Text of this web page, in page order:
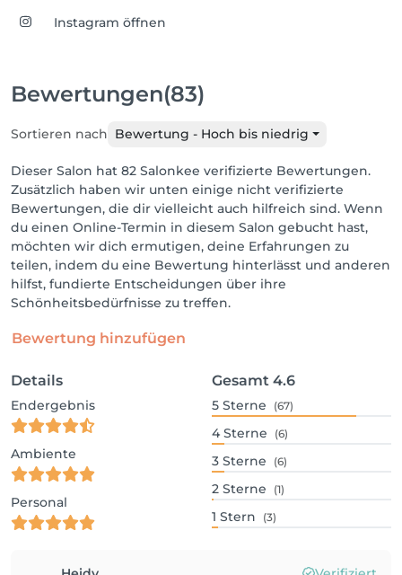
Instagram öffnen
Bewertungen(83)
Sortieren nach Bewertung - Hoch bis niedrig
Dieser Salon hat 82 Salonkee verifizierte Bewertungen.
Zusätzlich haben wir unten einige nicht verifizierte
Bewertungen, die dir vielleicht auch hilfreich sind. Wenn
du einen Online-Termin in diesem Salon gebucht hast,
möchten wir dich ermutigen, deine Erfahrungen zu
teilen, indem du eine Bewertung hinterlässt und anderen
hilfst, fundierte Entscheidungen über ihre
Schönheitsbedürfnisse zu treffen.
Bewertung hinzufügen
Details
Endergebnis
Ambiente
Personal
Gesamt 4.6
5 Sterne (67)
4 Sterne (6)
3 Sterne (6)
2 Sterne (1)
1 Stern (3)